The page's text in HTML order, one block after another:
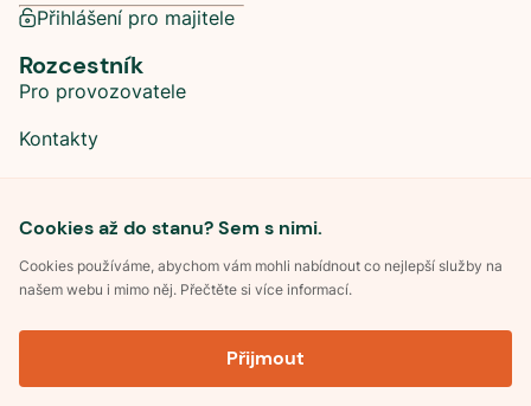
Cookies až do stanu? Sem s nimi.
Cookies používáme, abychom vám mohli nabídnout co nejlepší služby na
našem webu i mimo něj. Přečtěte si více informací.
Přijmout
Přihlášení pro majitele
Rozcestník
Pro provozovatele
Kontakty